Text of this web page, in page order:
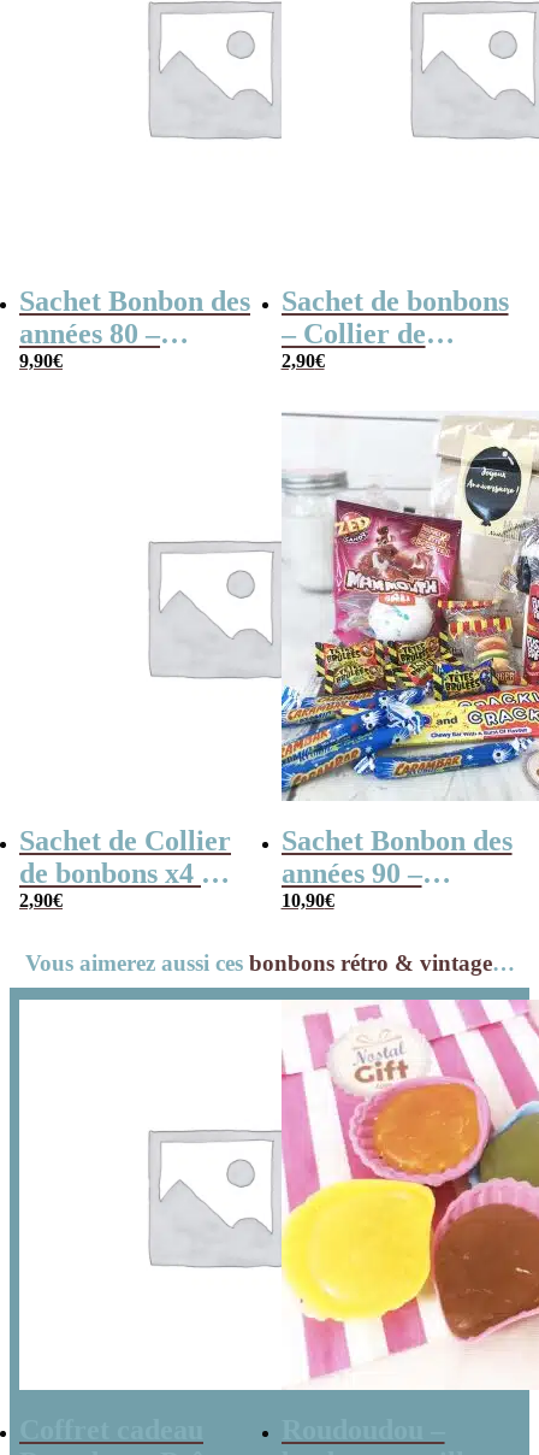
Sachet Bonbon des
années 80 –
“Anniversaire”
9,90€
Sachet de bonbons
– Collier de
bonbons x4 & de
Anniversaire
Pirate
2,90€
Sachet de Collier
de bonbons x4 &
de Lollies x10 –
Anniversaire
2,90€
Sachet Bonbon des
années 90 –
Joyeux
10,90€
Vous aimerez aussi ces bonbons rétro & vintage…